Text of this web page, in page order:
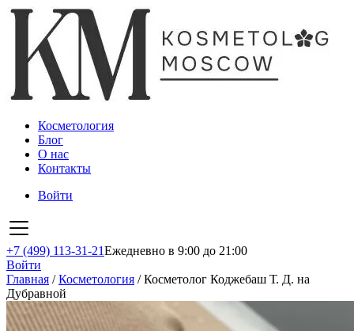
Косметология
Блог
О нас
Контакты
Войти
+7 (499) 113-31-21Ежедневно в 9:00 до 21:00
Войти
Главная /Косметология /Косметолог Коджебаш Т. Д. на
Дубравной